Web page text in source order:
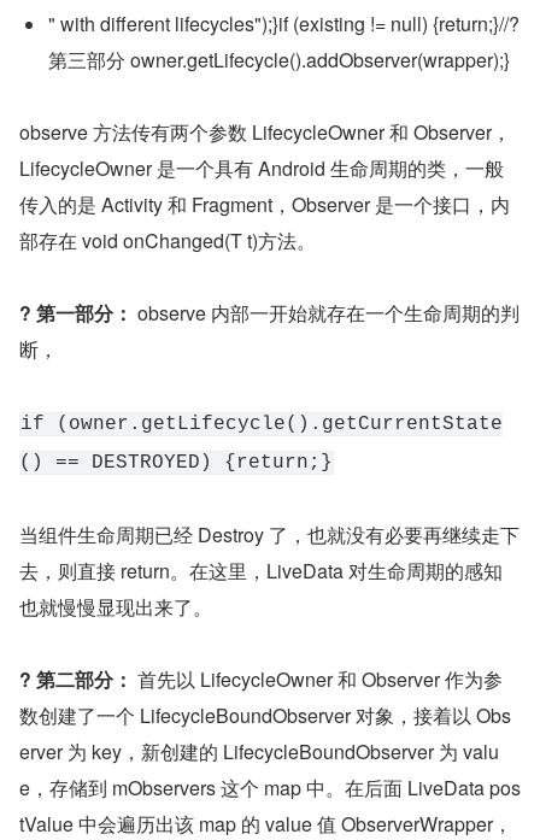
" with different lifecycles");}if (existing != null) {return;}//?
第三部分 owner.getLifecycle().addObserver(wrapper);}
observe 方法传有两个参数 LifecycleOwner 和 Observer，
LifecycleOwner 是一个具有 Android 生命周期的类，一般
传入的是 Activity 和 Fragment，Observer 是一个接口，内
部存在 void onChanged(T t)方法。
? 第一部分： observe 内部一开始就存在一个生命周期的判
断，
if (owner.getLifecycle().getCurrentState
() == DESTROYED) {return;}
当组件生命周期已经 Destroy 了，也就没有必要再继续走下
去，则直接 return。在这里，LiveData 对生命周期的感知
也就慢慢显现出来了。
? 第二部分： 首先以 LifecycleOwner 和 Observer 作为参
数创建了一个 LifecycleBoundObserver 对象，接着以 Obs
erver 为 key，新创建的 LifecycleBoundObserver 为 valu
e，存储到 mObservers 这个 map 中。在后面 LiveData pos
tValue 中会遍历出该 map 的 value 值 ObserverWrapper，